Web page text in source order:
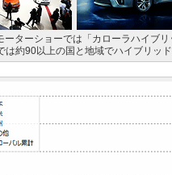
ターショーでは「カローラハイブ
は約90以上の国と地域でハイブリッ